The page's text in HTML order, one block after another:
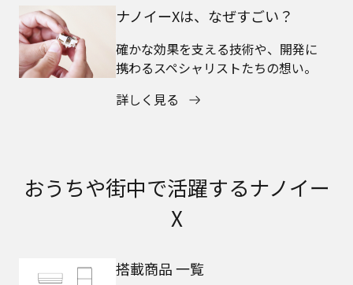
ナノイーXは、なぜすごい？
確かな効果を支える技術や、開発に
携わるスペシャリストたちの想い。
詳しく見る
おうちや街中で活躍するナノイー
X
搭載商品 一覧